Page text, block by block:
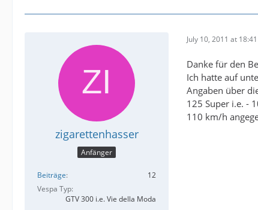
zigarettenhasser
Anfänger
Beiträge
12
Vespa Typ
GTV 300 i.e. Vie della Moda
July 10, 2011 at 18:41
Danke für den
Ich hatte auf
Angaben über
125 Super i.e. -
110 km/h